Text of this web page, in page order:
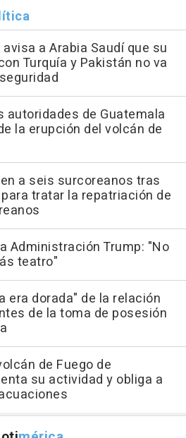
a Arabia Saudí que su
Turquía y Pakistán no va
autoridades de Guatemala
la erupción del volcán de
a seis surcoreanos tras
tratar la repatriación de
Administración Trump: "No
teatro"
era dorada" de la relación
de la toma de posesión
de Fuego de
su actividad y obliga a